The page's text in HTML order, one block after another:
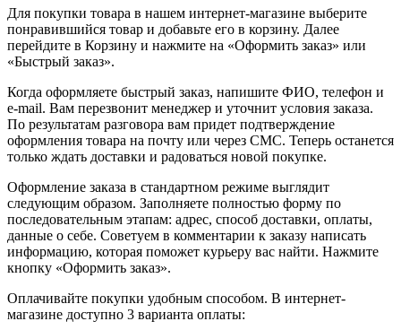
Для покупки товара в нашем интернет-магазине выберите
понравившийся товар и добавьте его в корзину. Далее
перейдите в Корзину и нажмите на «Оформить заказ» или
«Быстрый заказ».
Когда оформляете быстрый заказ, напишите ФИО, телефон и
e-mail. Вам перезвонит менеджер и уточнит условия заказа.
По результатам разговора вам придет подтверждение
оформления товара на почту или через СМС. Теперь останется
только ждать доставки и радоваться новой покупке.
Оформление заказа в стандартном режиме выглядит
следующим образом. Заполняете полностью форму по
последовательным этапам: адрес, способ доставки, оплаты,
данные о себе. Советуем в комментарии к заказу написать
информацию, которая поможет курьеру вас найти. Нажмите
кнопку «Оформить заказ».
Оплачивайте покупки удобным способом. В интернет-
магазине доступно 3 варианта оплаты: